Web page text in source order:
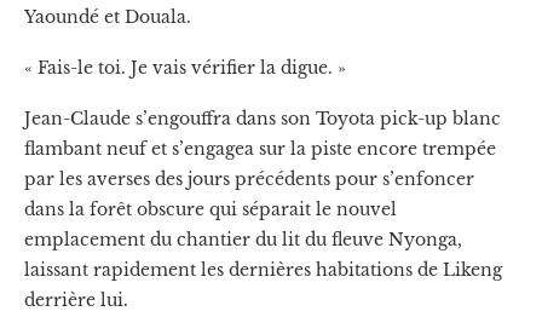
Yaoundé et Douala.
« Fais-le toi. Je vais vérifier la digue. »
Jean-Claude s’engouffra dans son Toyota pick-up blanc
flambant neuf et s’engagea sur la piste encore trempée
par les averses des jours précédents pour s’enfoncer
dans la forêt obscure qui séparait le nouvel
emplacement du chantier du lit du fleuve Nyonga,
laissant rapidement les dernières habitations de Likeng
derrière lui.